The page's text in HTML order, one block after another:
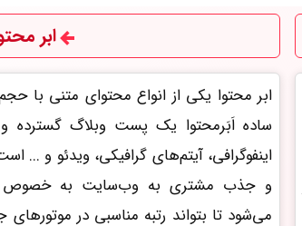
ابر
ساده اَبَرمحتوا یک پست وبلاگ گسترده
اینفوگرافی، آیتم‌های گرافیکی، ویدئو و ...
و جذب مشتری به وب‌سایت به‌ خصوص
می‌شود تا بتواند رتبه مناسبی در